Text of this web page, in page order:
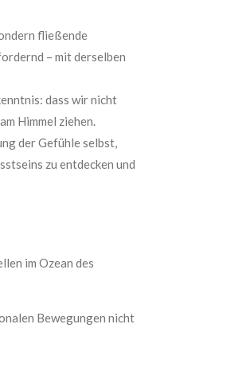
fließende
– mit derselben
dass wir nicht
Himmel ziehen.
der Gefühle selbst,
zu entdecken und
im Ozean des
Bewegungen nicht